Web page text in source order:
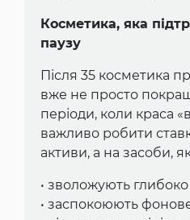
Косметика, яка
паузу
Після 35 косметика
вже не просто
періоди, коли краса
важливо робити
активи, а на засоби,
• зволожують глибоко
• заспокоюють